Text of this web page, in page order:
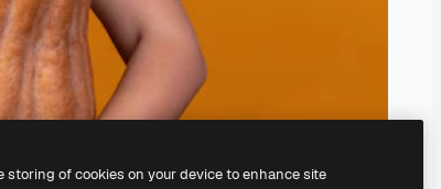
storing of cookies on your device to enhance site